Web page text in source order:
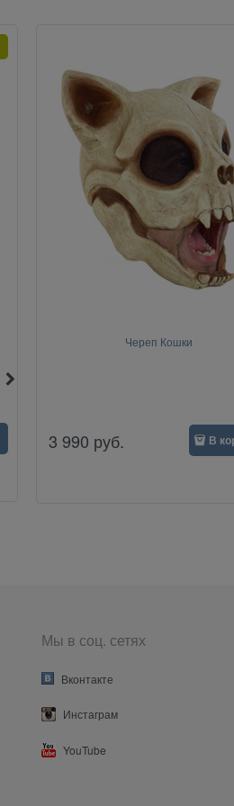
Череп Кошки
3 990 руб. В
Мы в соц. сетях
Вконтакте
Инстаграм
YouTube